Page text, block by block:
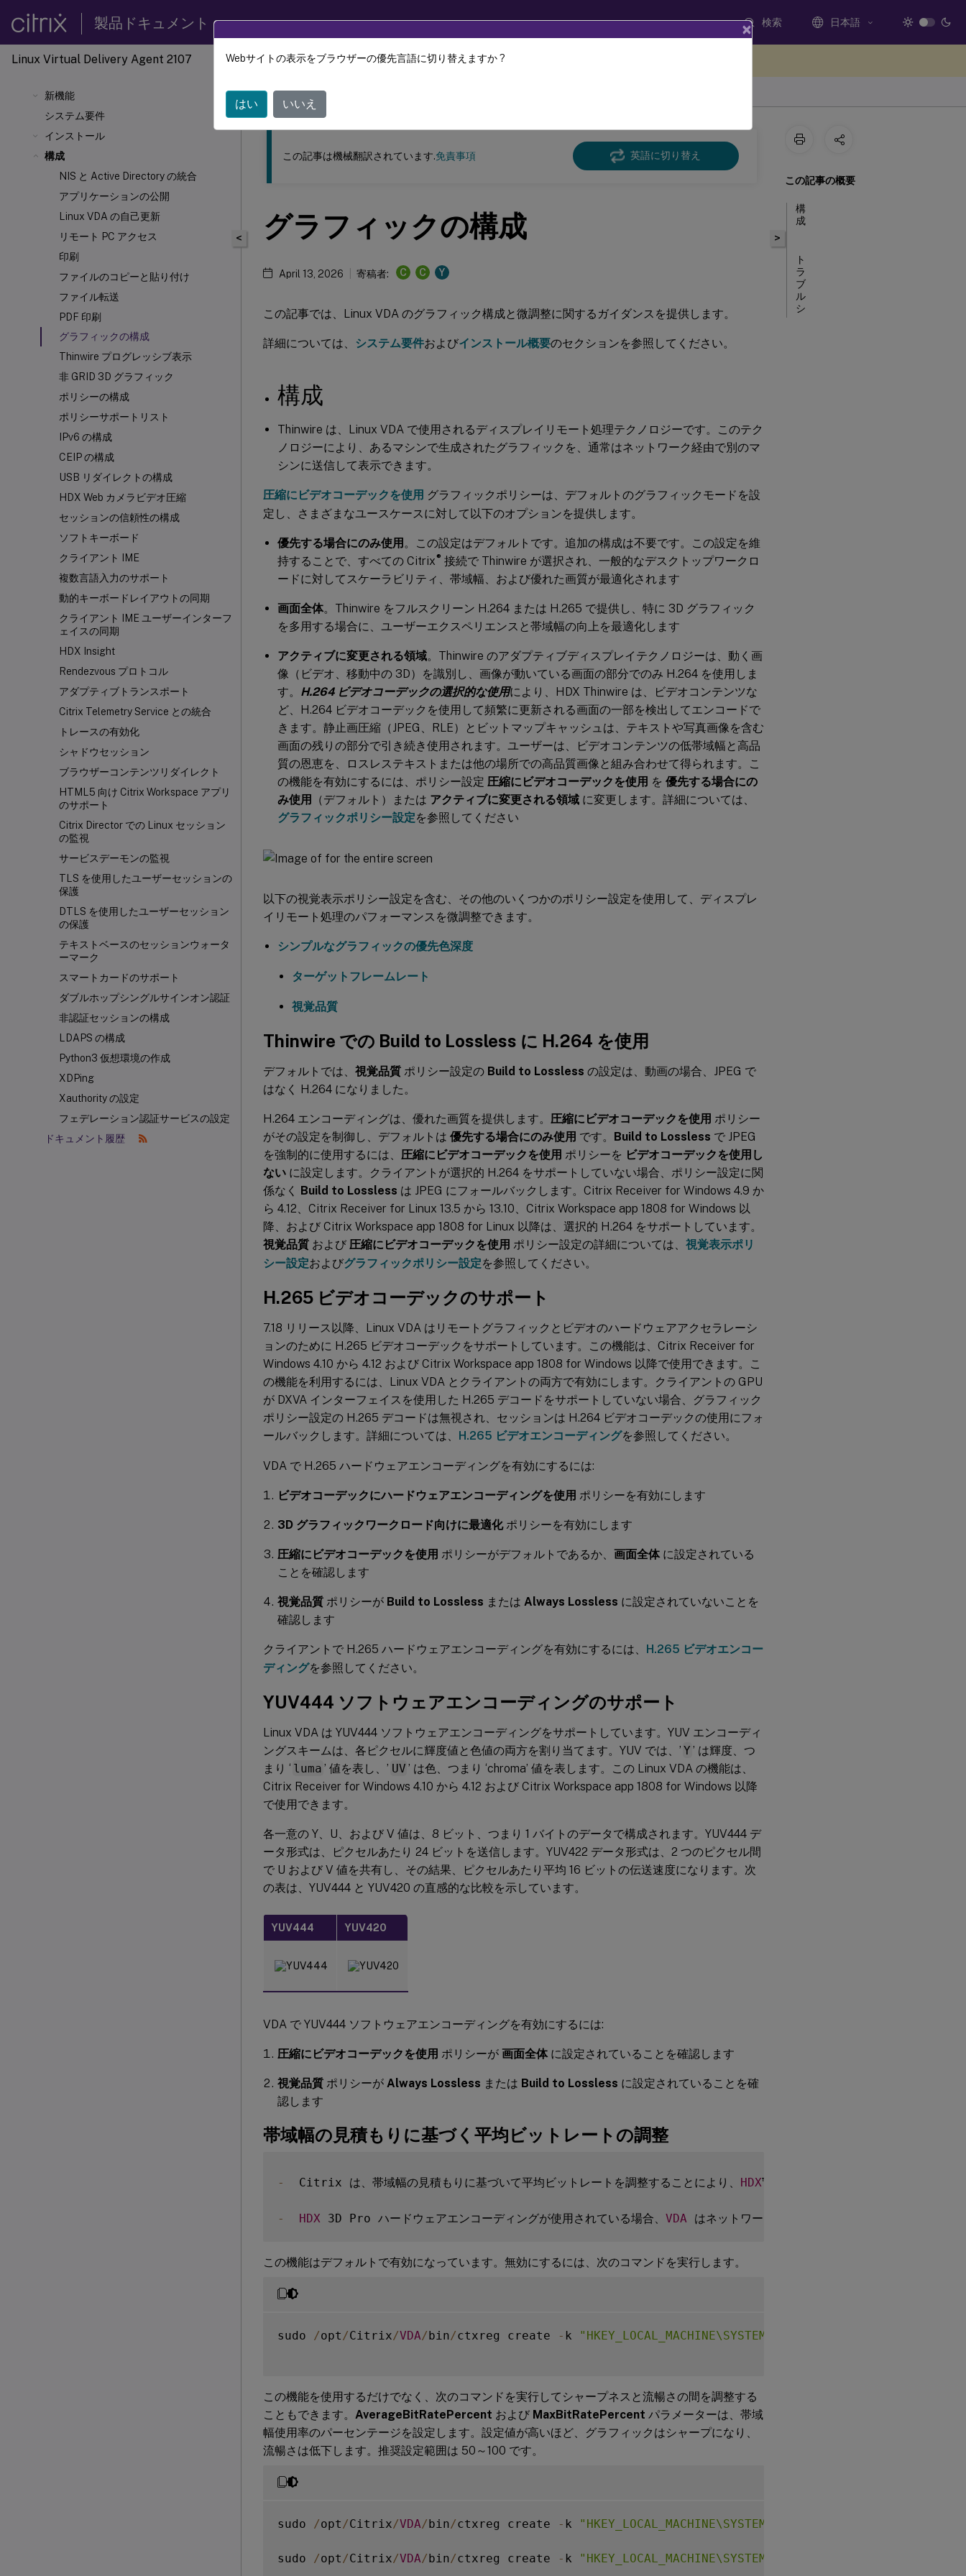
製品ドキュメント 検索 日本語
Linux Virtual Delivery Agent 2107
新機能
システム要件
インストール
構成
NIS と Active Directory の統合
アプリケーションの公開
Linux VDA の自己更新
リモート PC アクセス
印刷
ファイルのコピーと貼り付け
ファイル転送
PDF 印刷
グラフィックの構成
Thinwire プログレッシブ表示
非 GRID 3D グラフィック
ポリシーの構成
ポリシーサポートリスト
IPv6 の構成
CEIP の構成
USB リダイレクトの構成
HDX Web カメラビデオ圧縮
セッションの信頼性の構成
ソフトキーボード
クライアント IME
複数言語入力のサポート
動的キーボードレイアウトの同期
クライアント IME ユーザーインターフ
ェイスの同期
HDX Insight
Rendezvous プロトコル
アダプティブトランスポート
Citrix Telemetry Service との統合
トレースの有効化
シャドウセッション
ブラウザーコンテンツリダイレクト
HTML5 向け Citrix Workspace アプリ
のサポート
Citrix Director での Linux セッション
の監視
サービスデーモンの監視
TLS を使用したユーザーセッションの
保護
DTLS を使用したユーザーセッション
の保護
テキストベースのセッションウォータ
ーマーク
スマートカードのサポート
ダブルホップシングルサインオン認証
非認証セッションの構成
LDAPS の構成
Python3 仮想環境の作成
XDPing
Xauthority の設定
フェデレーション認証サービスの設定
ドキュメント履歴
このコンテンツは動的に機械翻訳されています。
リナックス バーチャル デリバリー エージェント
<
この記事は機械翻訳されています.免責事項 英語に切り替え
グラフィックの構成
April 13, 2026 寄稿者: C C Y
この記事では、Linux VDA のグラフィック構成と微調整に関するガイダンスを提供します。
詳細については、 システム要件およびインストール概要のセクションを参照してください。
構成
Thinwire は、Linux VDA で使用されるディスプレイリモート処理テクノロジーです。このテク
ノロジーにより、あるマシンで生成されたグラフィックを、通常はネットワーク経由で別のマ
シンに送信して表示できます。
圧縮にビデオコーデックを使用 グラフィックポリシーは、デフォルトのグラフィックモードを設
定し、さまざまなユースケースに対して以下のオプションを提供します。
優先する場合にのみ使用 。この設定はデフォルトです。追加の構成は不要です。この設定を維
持することで、すべての Citrix® 接続で Thinwire が選択され、一般的なデスクトップワークロ
ードに対してスケーラビリティ、帯域幅、および優れた画質が最適化されます
画面全体。Thinwire をフルスクリーン H.264 または H.265 で提供し、特に 3D グラフィック
を多用する場合に、ユーザーエクスペリエンスと帯域幅の向上を最適化します
アクティブに変更される領域。Thinwire のアダプティブディスプレイテクノロジーは、動く画
像（ビデオ、移動中の 3D）を識別し、画像が動いている画面の部分でのみ H.264 を使用しま
す。 H.264 ビデオコーデックの選択的な使用により、HDX Thinwire は、ビデオコンテンツな
ど、H.264 ビデオコーデックを使用して頻繁に更新される画面の一部を検出してエンコードで
きます。静止画圧縮（JPEG、RLE）とビットマップキャッシュは、テキストや写真画像を含む
画面の残りの部分で引き続き使用されます。ユーザーは、ビデオコンテンツの低帯域幅と高品
質の恩恵を、ロスレステキストまたは他の場所での高品質画像と組み合わせて得られます。こ
の機能を有効にするには、ポリシー設定 圧縮にビデオコーデックを使用 を 優先する場合にの
み使用
（デフォルト）または アクティブに変更される領域 に変更します。詳細については、
グラフィックポリシー設定を参照してください
以下の視覚表示ポリシー設定を含む、その他のいくつかのポリシー設定を使用して、ディスプレ
イリモート処理のパフォーマンスを微調整できます。
シンプルなグラフィックの優先色深度
ターゲットフレームレート
視覚品質
Thinwire での Build to Lossless に H.264 を使用
デフォルトでは、 視覚品質 ポリシー設定の Build to Lossless の設定は、動画の場合、JPEG で
はなく H.264 になりました。
H.264 エンコーディングは、優れた画質を提供します。 圧縮にビデオコーデックを使用 ポリシー
がその設定を制御し、デフォルトは 優先する場合にのみ使用 です。 Build to Lossless で JPEG
を強制的に使用するには、 圧縮にビデオコーデックを使用 ポリシーを ビデオコーデックを使用し
ない に設定します。クライアントが選択的 H.264 をサポートしていない場合、ポリシー設定に関
係なく Build to Lossless は JPEG にフォールバックします。Citrix Receiver for Windows 4.9 か
ら 4.12、Citrix Receiver for Linux 13.5 から 13.10、Citrix Workspace app 1808 for Windows 以
降、および Citrix Workspace app 1808 for Linux 以降は、選択的 H.264 をサポートしています。
視覚品質 および 圧縮にビデオコーデックを使用 ポリシー設定の詳細については、 視覚表示ポリ
シー設定およびグラフィックポリシー設定を参照してください。
H.265 ビデオコーデックのサポート
7.18 リリース以降、Linux VDA はリモートグラフィックとビデオのハードウェアアクセラレーシ
ョンのために H.265 ビデオコーデックをサポートしています。この機能は、Citrix Receiver for
Windows 4.10 から 4.12 および Citrix Workspace app 1808 for Windows 以降で使用できます。こ
の機能を利用するには、Linux VDA とクライアントの両方で有効にします。クライアントの GPU
が DXVA インターフェイスを使用した H.265 デコードをサポートしていない場合、グラフィック
ポリシー設定の H.265 デコードは無視され、セッションは H.264 ビデオコーデックの使用にフォ
ールバックします。詳細については、 H.265 ビデオエンコーディングを参照してください。
VDA で H.265 ハードウェアエンコーディングを有効にするには:
ビデオコーデックにハードウェアエンコーディングを使用 ポリシーを有効にします
3D グラフィックワークロード向けに最適化ポリシーを有効にします
圧縮にビデオコーデックを使用 ポリシーがデフォルトであるか、 画面全体に設定されている
ことを確認します
視覚品質 ポリシーが Build to Lossless または Always Lossless に設定されていないことを
確認します
クライアントで H.265 ハードウェアエンコーディングを有効にするには、 H.265 ビデオエンコー
ディングを参照してください。
YUV444 ソフトウェアエンコーディングのサポート
Linux VDA は YUV444 ソフトウェアエンコーディングをサポートしています。YUV エンコーディ
ングスキームは、各ピクセルに輝度値と色値の両方を割り当てます。YUV では、’ Y ’ は輝度、つ
まり ‘ luma ’ 値を表し、’ UV ’ は色、つまり ‘chroma’ 値を表します。この Linux VDA の機能は、
Citrix Receiver for Windows 4.10 から 4.12 および Citrix Workspace app 1808 for Windows 以降
で使用できます。
各一意の Y、U、および V 値は、8 ビット、つまり 1 バイトのデータで構成されます。YUV444 デ
ータ形式は、ピクセルあたり 24 ビットを送信します。YUV422 データ形式は、2 つのピクセル間
で U および V 値を共有し、その結果、ピクセルあたり平均 16 ビットの伝送速度になります。次
の表は、YUV444 と YUV420 の直感的な比較を示しています。
YUV444 YUV420
VDA で YUV444 ソフトウェアエンコーディングを有効にするには:
圧縮にビデオコーデックを使用 ポリシーが 画面全体に設定されていることを確認します
視覚品質 ポリシーが Always Lossless または Build to Lossless に設定されていることを確
認します
帯域幅の見積もりに基づく平均ビットレートの調整
-
  Citrix は、帯域幅の見積もりに基づいて平均ビットレートを調整することにより、
HDX™ 3D Pro ハードウェアエンコーディ
- HDX 3D Pro ハードウェアエンコーディングが使用されている場合、 VDA
この機能はデフォルトで有効になっています。無効にするには、次のコマンドを実行します。
sudo /opt /Citrix/VDA/bin/ctxreg create - k
この機能を使用するだけでなく、次のコマンドを実行してシャープネスと流暢さの間を調整する
こともできます。 AverageBitRatePercent および MaxBitRatePercent パラメーターは、帯域
幅使用率のパーセンテージを設定します。設定値が高いほど、グラフィックはシャープになり、
流暢さは低下します。推奨設定範囲は 50～100 です。
sudo /opt /Citrix/VDA/bin/ctxreg create - k
sudo /opt /Citrix/VDA/bin/ctxreg create - k
>
この記事の概要
構
成
ト
ラ
ブ
ル
シ
×
Webサイトの表示をブラウザーの優先言語に切り替えますか ?
はい いいえ